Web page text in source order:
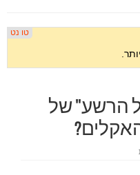
הרשע" של